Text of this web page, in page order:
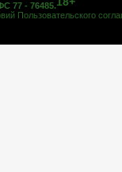
77 - 76485.
Пользовательского